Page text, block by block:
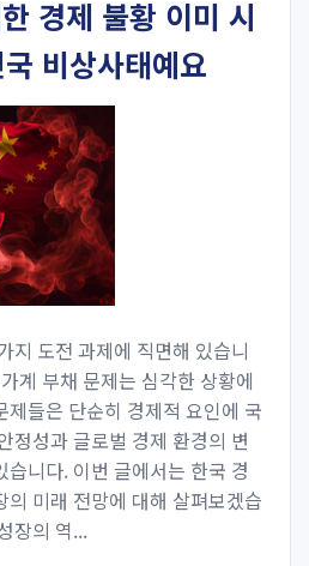
경제 불황 이미 시
비상사태예요
지 도전 과제에 직면해 있습니
계 부채 문제는 심각한 상황에
제들은 단순히 경제적 요인에 국
정성과 글로벌 경제 환경의 변
니다. 이번 글에서는 한국 경
의 미래 전망에 대해 살펴보겠습
장의 역...